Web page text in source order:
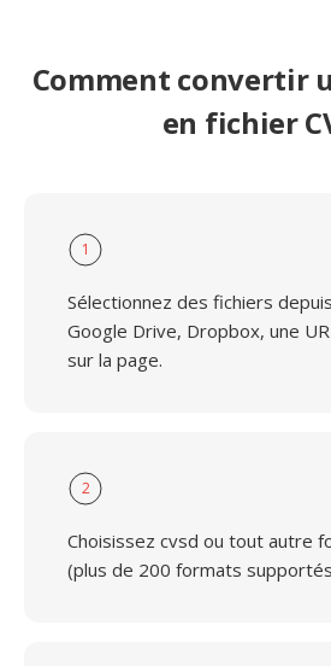
Comment convertir
en fichier
1
Sélectionnez des fichiers
Google Drive, Dropbox, une
sur la page.
2
Choisissez cvsd ou tout autre
(plus de 200 formats